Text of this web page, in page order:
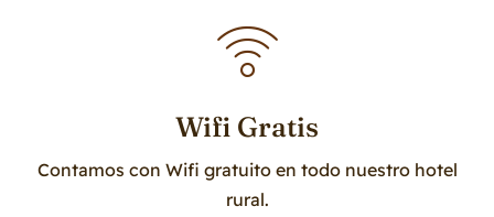
Wifi Gratis
Contamos con Wifi gratuito en todo nuestro hotel
rural.